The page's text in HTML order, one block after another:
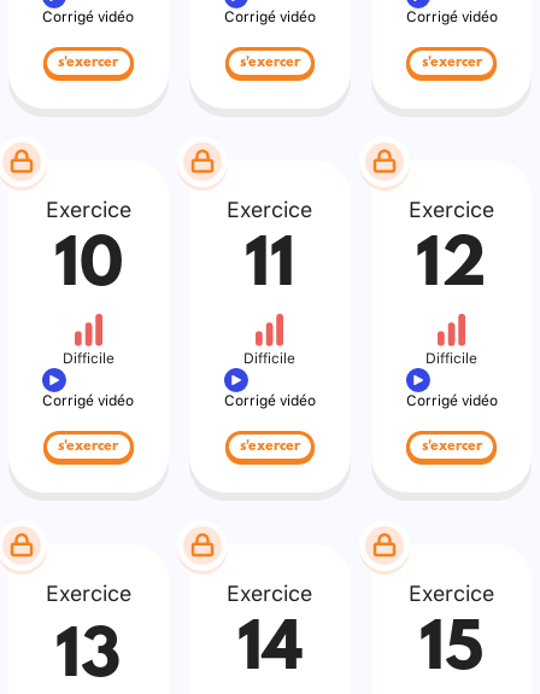
Corrigé vidéo
s'exercer
Corrigé vidéo
s'exercer
Corrigé vidéo
s'exercer
Exercice
10
Difficile
Corrigé vidéo
s'exercer
Exercice
11
Difficile
Corrigé vidéo
s'exercer
Exercice
12
Difficile
Corrigé vidéo
s'exercer
Exercice
13
Exercice
14
Exercice
15